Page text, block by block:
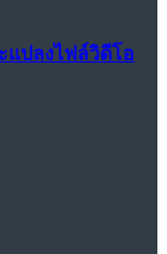
แปลงไฟล์วิดีโอ